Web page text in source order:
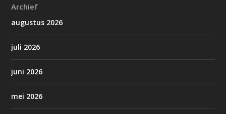
Archief
augustus 2026
juli 2026
juni 2026
mei 2026